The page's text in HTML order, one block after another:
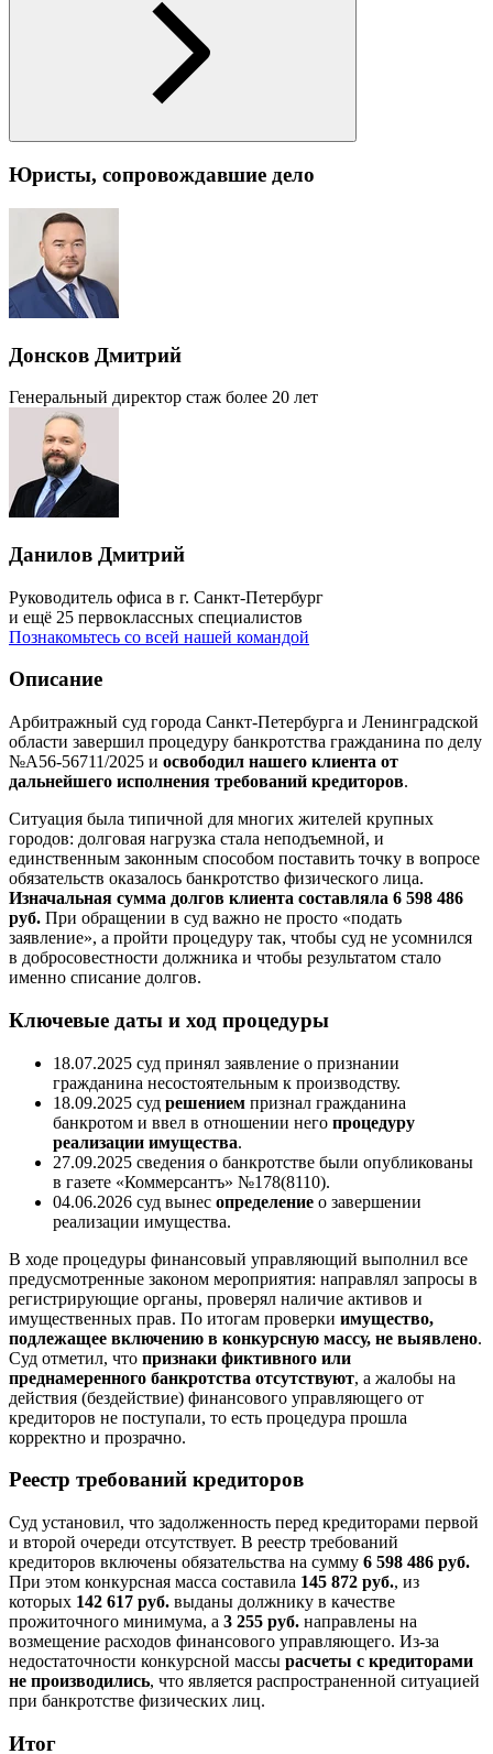
Юристы, сопровождавшие дело
Донсков Дмитрий
Генеральный директор стаж более 20 лет
Данилов Дмитрий
Руководитель офиса в г. Санкт-Петербург
и ещё 25 первоклассных специалистов
Познакомьтесь со всей нашей командой
Описание
Арбитражный суд города Санкт‑Петербурга и Ленинградской
области завершил процедуру банкротства гражданина по делу
№А56-56711/2025 и освободил нашего клиента от
дальнейшего исполнения требований кредиторов.
Ситуация была типичной для многих жителей крупных
городов: долговая нагрузка стала неподъемной, и
единственным законным способом поставить точку в вопросе
обязательств оказалось банкротство физического лица.
Изначальная сумма долгов клиента составляла 6 598 486
руб. При обращении в суд важно не просто «подать
заявление», а пройти процедуру так, чтобы суд не усомнился
в добросовестности должника и чтобы результатом стало
именно списание долгов.
Ключевые даты и ход процедуры
18.07.2025 суд принял заявление о признании
гражданина несостоятельным к производству.
18.09.2025 суд решением признал гражданина
банкротом и ввел в отношении него процедуру
реализации имущества.
27.09.2025 сведения о банкротстве были опубликованы
в газете «Коммерсантъ» №178(8110).
04.06.2026 суд вынес определение о завершении
реализации имущества.
В ходе процедуры финансовый управляющий выполнил все
предусмотренные законом мероприятия: направлял запросы в
регистрирующие органы, проверял наличие активов и
имущественных прав. По итогам проверки имущество,
подлежащее включению в конкурсную массу, не выявлено.
Суд отметил, что признаки фиктивного или
преднамеренного банкротства отсутствуют, а жалобы на
действия (бездействие) финансового управляющего от
кредиторов не поступали, то есть процедура прошла
корректно и прозрачно.
Реестр требований кредиторов
Суд установил, что задолженность перед кредиторами первой
и второй очереди отсутствует. В реестр требований
кредиторов включены обязательства на сумму 6 598 486 руб.
При этом конкурсная масса составила 145 872 руб., из
которых 142 617 руб. выданы должнику в качестве
прожиточного минимума, а 3 255 руб. направлены на
возмещение расходов финансового управляющего. Из‑за
недостаточности конкурсной массы расчеты с кредиторами
не производились, что является распространенной ситуацией
при банкротстве физических лиц.
Итог